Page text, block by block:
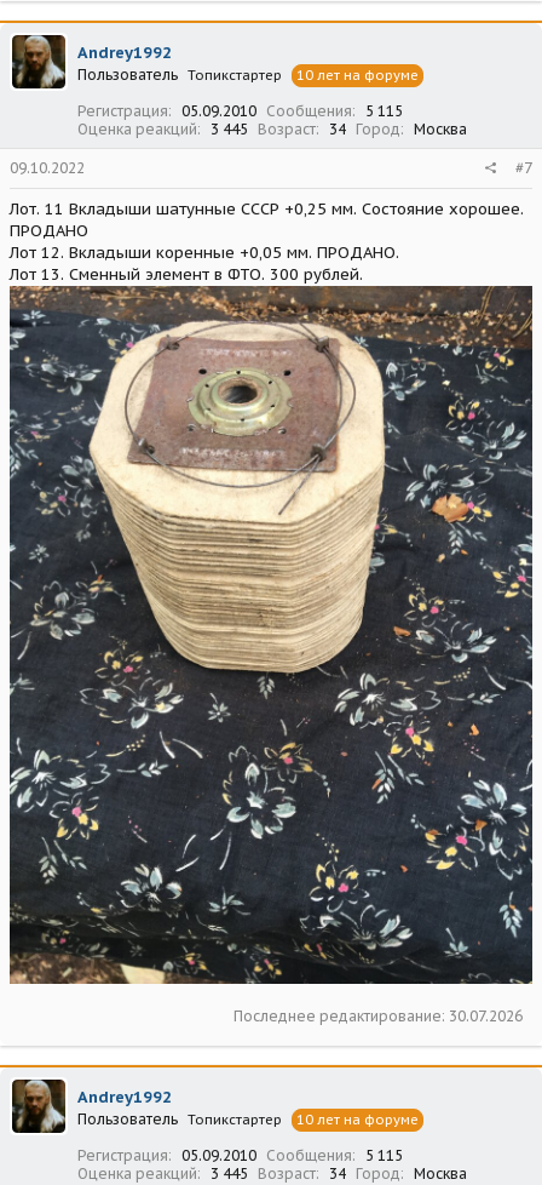
Andrey1992
Пользователь Топикстартер 10 лет на форуме
Регистрация 05.09.2010 Сообщения
5 115
Оценка реакций
3 445 Возраст 34 Город Москва
09.10.2022 #7
Лот. 11 Вкладыши шатунные СССР +0,25 мм. Состояние хорошее.
ПРОДАНО
Лот 12. Вкладыши коренные +0,05 мм. ПРОДАНО.
Лот 13. Сменный элемент в ФТО. 300 рублей.
Последнее редактирование: 30.07.2026
Andrey1992
Пользователь Топикстартер 10 лет на форуме
Регистрация 05.09.2010 Сообщения
5 115
Оценка реакций
3 445 Возраст 34 Город Москва